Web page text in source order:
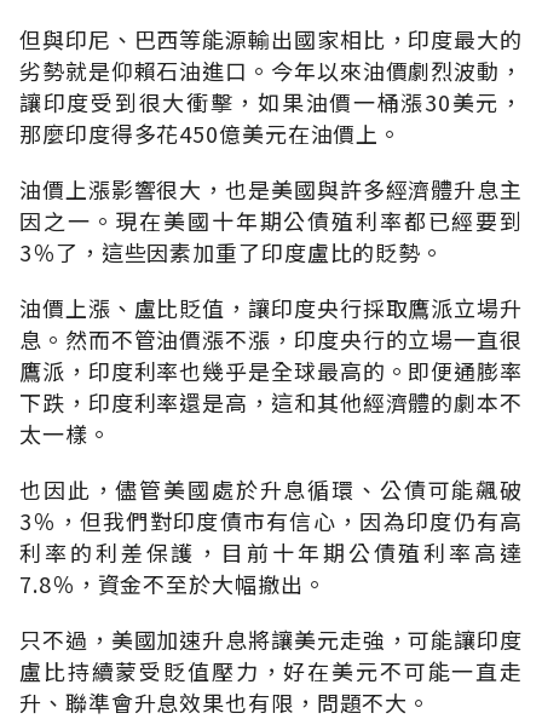
但與印尼、巴西等能源輸出國家相比，印度最大的
劣勢就是仰賴石油進口。今年以來油價劇烈波動，
讓印度受到很大衝擊，如果油價一桶漲30美元，
那麼印度得多花450億美元在油價上。
油價上漲影響很大，也是美國與許多經濟體升息主
因之一。現在美國十年期公債殖利率都已經要到
3％了，這些因素加重了印度盧比的貶勢。
油價上漲、盧比貶值，讓印度央行採取鷹派立場升
息。然而不管油價漲不漲，印度央行的立場一直很
鷹派，印度利率也幾乎是全球最高的。即便通膨率
下跌，印度利率還是高，這和其他經濟體的劇本不
太一樣。
也因此，儘管美國處於升息循環、公債可能飆破
3％，但我們對印度債市有信心，因為印度仍有高
利率的利差保護，目前十年期公債殖利率高達
7.8％，資金不至於大幅撤出。
只不過，美國加速升息將讓美元走強，可能讓印度
盧比持續蒙受貶值壓力，好在美元不可能一直走
升、聯準會升息效果也有限，問題不大。